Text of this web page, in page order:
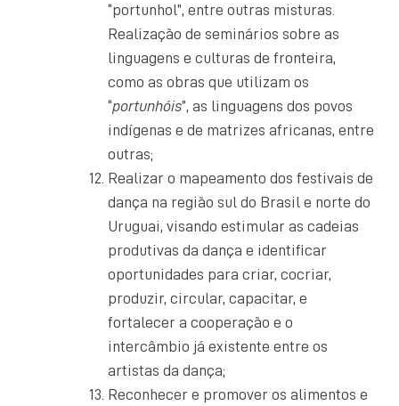
“portunhol”, entre outras misturas.
Realização de seminários sobre as
linguagens e culturas de fronteira,
como as obras que utilizam os
“portunhóis”, as linguagens dos povos
indígenas e de matrizes africanas, entre
outras;
Realizar o mapeamento dos festivais de
dança na região sul do Brasil e norte do
Uruguai, visando estimular as cadeias
produtivas da dança e identificar
oportunidades para criar, cocriar,
produzir, circular, capacitar, e
fortalecer a cooperação e o
intercâmbio já existente entre os
artistas da dança;
Reconhecer e promover os alimentos e